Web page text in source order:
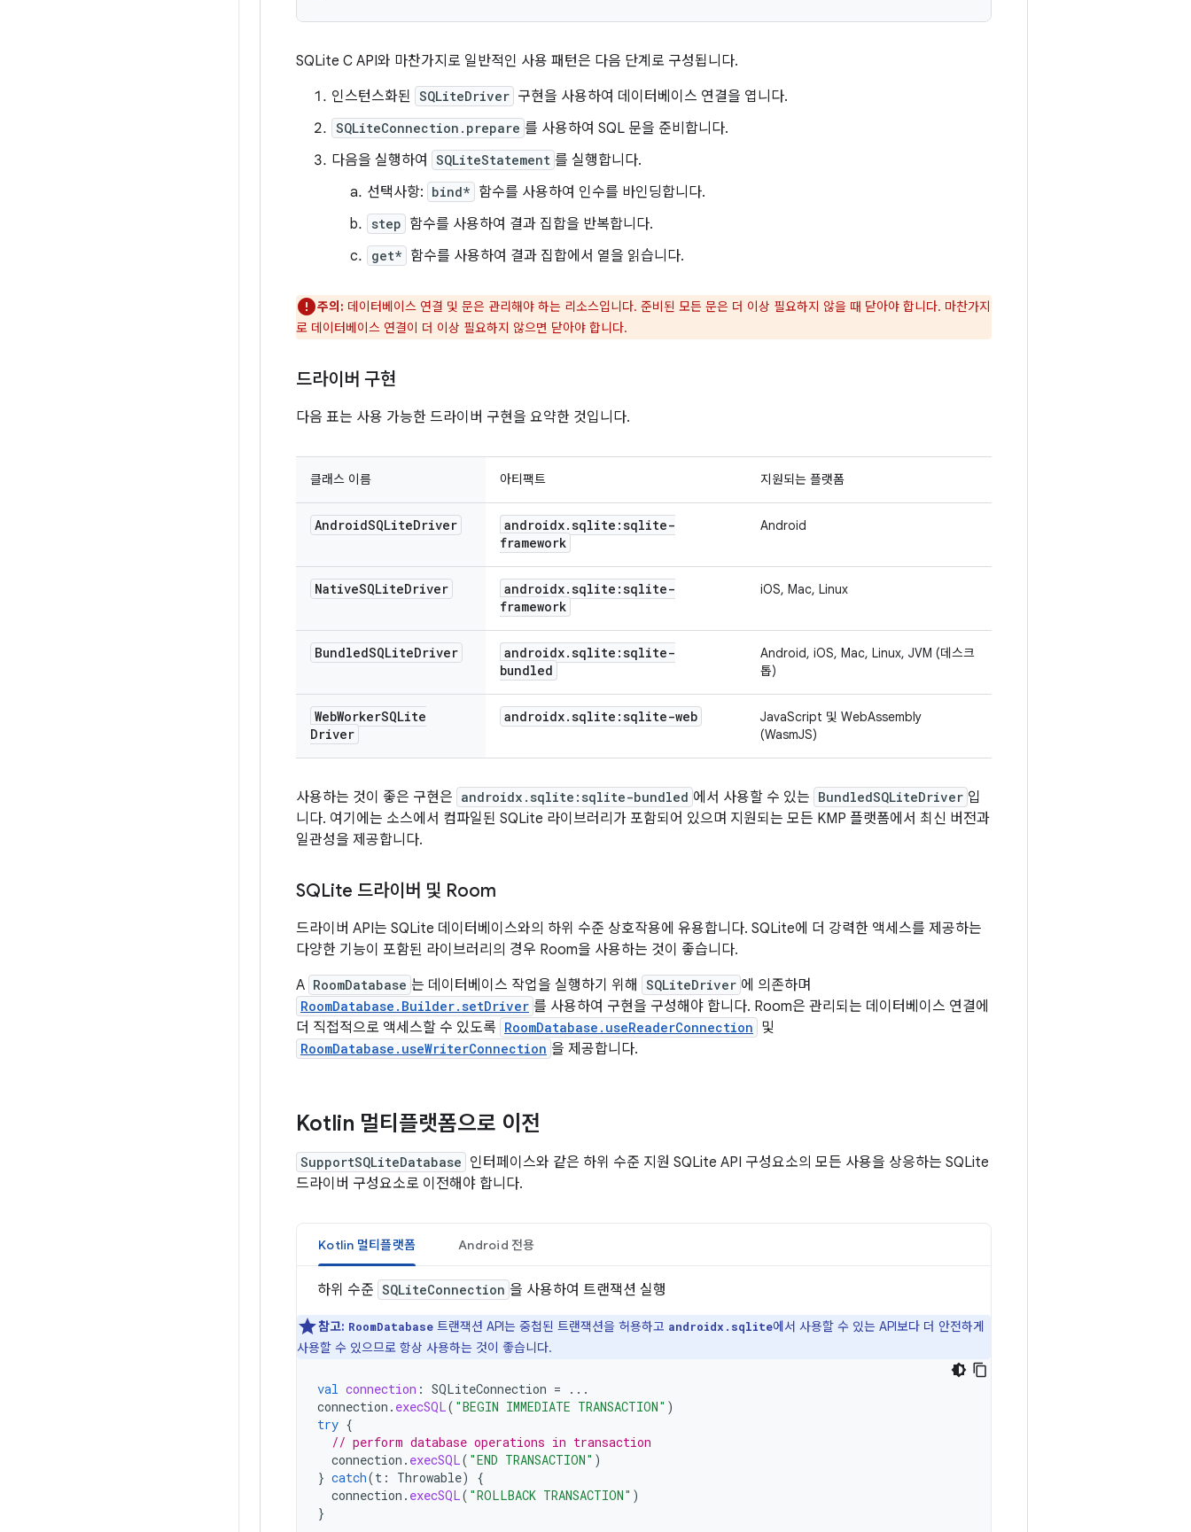
SQLite C API와 마찬가지로 일반적인 사용 패턴은 다음 단계로 구성됩니다.
인스턴스화된 SQLiteDriver 구현을 사용하여 데이터베이스 연결을 엽니다.
SQLiteConnection.prepare 를 사용하여 SQL 문을 준비합니다.
다음을 실행하여
SQLiteStatement 를 실행합니다.
선택사항: bind* 함수를 사용하여 인수를 바인딩합니다.
step 함수를 사용하여 결과 집합을 반복합니다.
get* 함수를 사용하여 결과 집합에서 열을 읽습니다.
주의: 데이터베이스 연결 및 문은 관리해야 하는 리소스입니다. 준비된 모든 문은 더 이상 필요하지 않을 때 닫아야 합니다. 마찬가지
로 데이터베이스 연결이 더 이상 필요하지 않으면 닫아야 합니다.
드라이버 구현
다음 표는 사용 가능한 드라이버 구현을 요약한 것입니다.
클래스 이름 아티팩트 지원되는 플랫폼
AndroidSQLiteDriver androidx.sqlite:sqlite-
framework
Android
NativeSQLiteDriver androidx.sqlite:sqlite-
framework
iOS, Mac, Linux
BundledSQLiteDriver androidx.sqlite:sqlite-
bundled
Android, iOS, Mac, Linux, JVM (데스크
톱)
WebWorkerSQLite
Driver
androidx.sqlite:sqlite-web
JavaScript 및 WebAssembly
(WasmJS)
사용하는 것이 좋은 구현은 androidx.sqlite:sqlite-bundled 에서 사용할 수 있는 BundledSQLiteDriver 입
니다. 여기에는 소스에서 컴파일된 SQLite 라이브러리가 포함되어 있으며 지원되는 모든 KMP 플랫폼에서 최신 버전과
일관성을 제공합니다.
SQLite 드라이버 및 Room
드라이버 API는 SQLite 데이터베이스와의 하위 수준 상호작용에 유용합니다. SQLite에 더 강력한 액세스를 제공하는
다양한 기능이 포함된 라이브러리의 경우 Room을 사용하는 것이 좋습니다.
A RoomDatabase 는 데이터베이스 작업을 실행하기 위해 SQLiteDriver 에 의존하며
RoomDatabase.Builder.setDriver 를 사용하여 구현을 구성해야 합니다. Room은 관리되는 데이터베이스 연결에
더 직접적으로 액세스할 수 있도록 RoomDatabase.useReaderConnection 및
RoomDatabase.useWriterConnection 을 제공합니다.
Kotlin 멀티플랫폼으로 이전
SupportSQLiteDatabase 인터페이스와 같은 하위 수준 지원 SQLite API 구성요소의 모든 사용을 상응하는 SQLite
드라이버 구성요소로 이전해야 합니다.
Kotlin 멀티플랫폼 Android 전용
하위 수준 SQLiteConnection 을 사용하여 트랜잭션 실행
참고: RoomDatabase 트랜잭션 API는 중첩된 트랜잭션을 허용하고 androidx.sqlite에서 사용할 수 있는 API보다 더 안전하게
사용할 수 있으므로 항상 사용하는 것이 좋습니다.
val connection : SQLiteConnection =
...
connection . execSQL( "BEGIN IMMEDIATE TRANSACTION" )
try {
// perform database operations in transaction
connection . execSQL( "END TRANSACTION" )
} catch(t : Throwable)
{
connection . execSQL( "ROLLBACK TRANSACTION" )
}